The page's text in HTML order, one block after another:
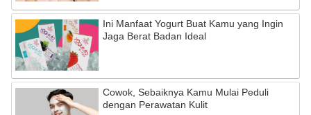
Ini Manfaat Yogurt Buat Kamu yang Ingin
Jaga Berat Badan Ideal
Cowok, Sebaiknya Kamu Mulai Peduli
dengan Perawatan Kulit